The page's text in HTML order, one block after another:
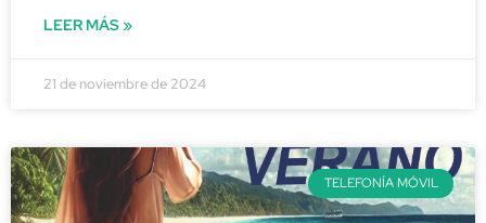
LEER MÁS »
21 de noviembre de 2024
TELEFONÍA MÓVIL